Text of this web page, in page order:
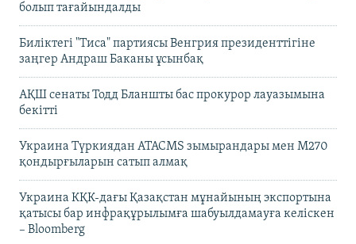
болып тағайындалды
Биліктегі "Тиса" партиясы Венгрия президенттігіне
заңгер Андраш Баканы ұсынбақ
АҚШ сенаты Тодд Бланшты бас прокурор лауазымына
бекітті
Украина Түркиядан ATACMS зымырандары мен M270
қондырғыларын сатып алмақ
Украина КҚК-дағы Қазақстан мұнайының экспортына
қатысы бар инфрақұрылымға шабуылдамауға келіскен
– Bloomberg